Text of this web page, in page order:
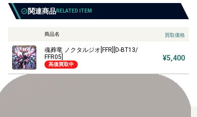
関連商品RELATED ITEM
商品名 買取価格
魂葬竜 ノクタルジオ[FFR][D-BT13/
FFR05]
高価買取中
¥5,400